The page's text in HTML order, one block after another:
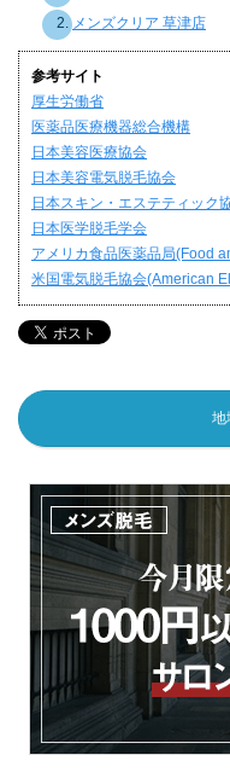
メンズクリア 草津店
参考サイト
厚生労働省
医薬品医療機器総合機構
日本美容医療協会
日本美容電気脱毛協会
日本スキン・エステティック
日本医学脱毛学会
アメリカ食品医薬品局(Food
米国電気脱毛協会(American
地